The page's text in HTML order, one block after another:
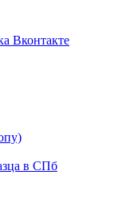
в СПб